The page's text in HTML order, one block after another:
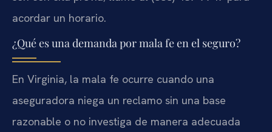
acordar un horario.
¿Qué es una demanda por mala fe en el seguro?
En Virginia, la mala fe ocurre cuando una
aseguradora niega un reclamo sin una base
razonable o no investiga de manera adecuada